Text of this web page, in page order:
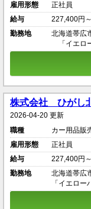
雇用形態
正社員
給与
227,400円
勤務地
北海道帯広
「イエロ
株式会社 ひがし
2026-04-20 更新
職種
カー用品販
雇用形態
正社員
給与
227,400円
勤務地
北海道帯広
「イエロ